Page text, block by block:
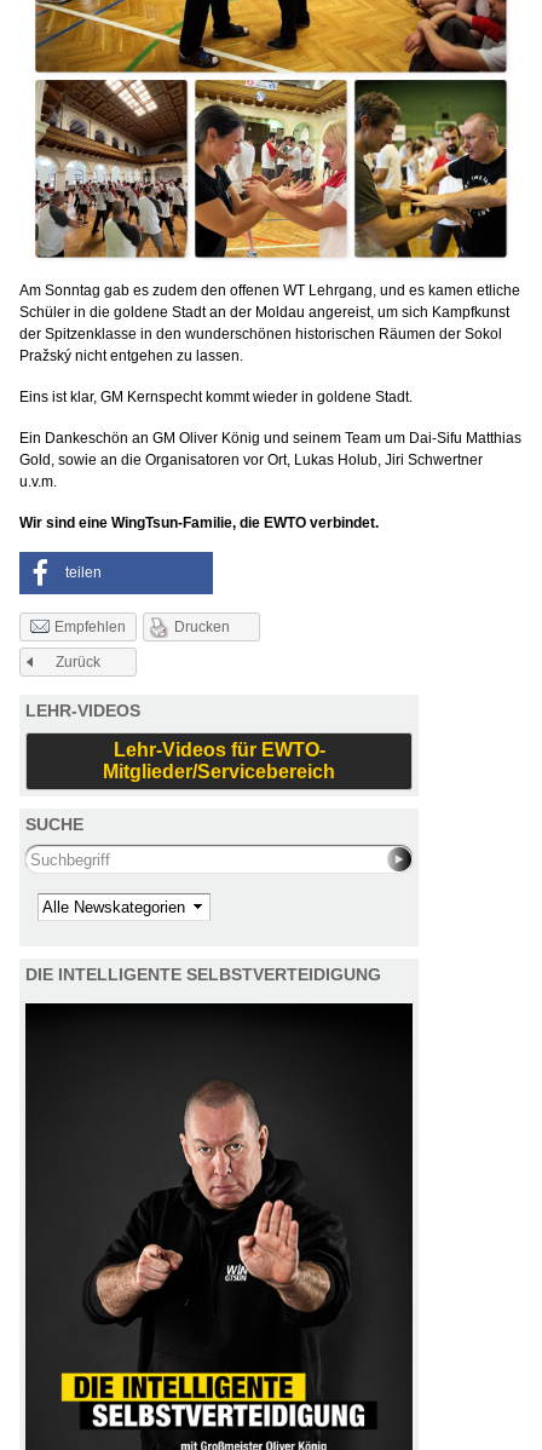
Am Sonntag gab es zudem den offenen WT Lehrgang, und es kamen etliche
Schüler in die goldene Stadt an der Moldau angereist, um sich Kampfkunst
der Spitzenklasse in den wunderschönen historischen Räumen der Sokol
Pražský nicht entgehen zu lassen.
Eins ist klar, GM Kernspecht kommt wieder in goldene Stadt.
Ein Dankeschön an GM Oliver König und seinem Team um Dai-Sifu Matthias
Gold, sowie an die Organisatoren vor Ort, Lukas Holub, Jiri Schwertner
u.v.m.
Wir sind eine WingTsun-Familie, die EWTO verbindet.
teilen
Empfehlen Drucken
Zurück
LEHR-VIDEOS
Lehr-Videos für EWTO-
Mitglieder/Servicebereich
SUCHE
Search this site
Kategorie
DIE INTELLIGENTE SELBSTVERTEIDIGUNG